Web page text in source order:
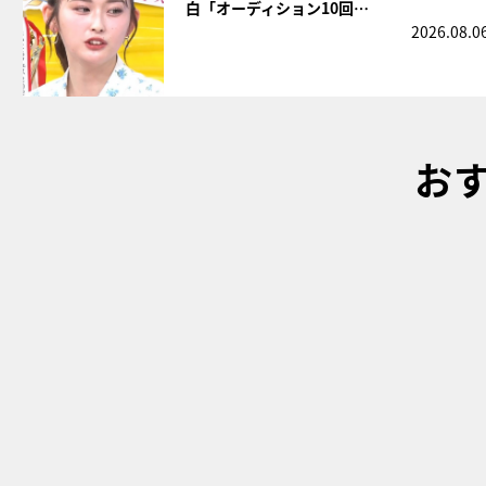
白「オーディション10回…
お